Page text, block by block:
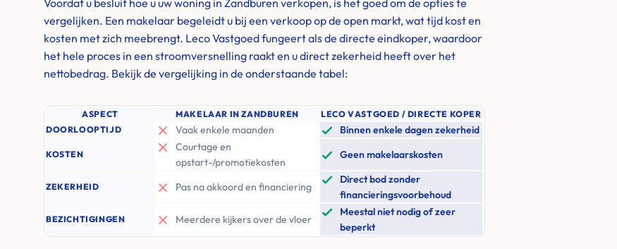
Voordat u besluit hoe u uw woning in Zandburen verkopen, is het goed om de opties te
vergelijken. Een makelaar begeleidt u bij een verkoop op de open markt, wat tijd kost en
kosten met zich meebrengt. Leco Vastgoed fungeert als de directe eindkoper, waardoor
het hele proces in een stroomversnelling raakt en u direct zekerheid heeft over het
nettobedrag. Bekijk de vergelijking in de onderstaande tabel:
ASPECT MAKELAAR IN ZANDBUREN
LECO VASTGOED / DIRECTE KOPER
DOORLOOPTIJD
Vaak enkele maanden Binnen enkele dagen zekerheid
KOSTEN
Courtage en
opstart-/promotiekosten
Geen makelaarskosten
ZEKERHEID Pas na akkoord en financiering
Direct bod zonder
financieringsvoorbehoud
BEZICHTIGINGEN Meerdere kijkers over de vloer
Meestal niet nodig of zeer
beperkt